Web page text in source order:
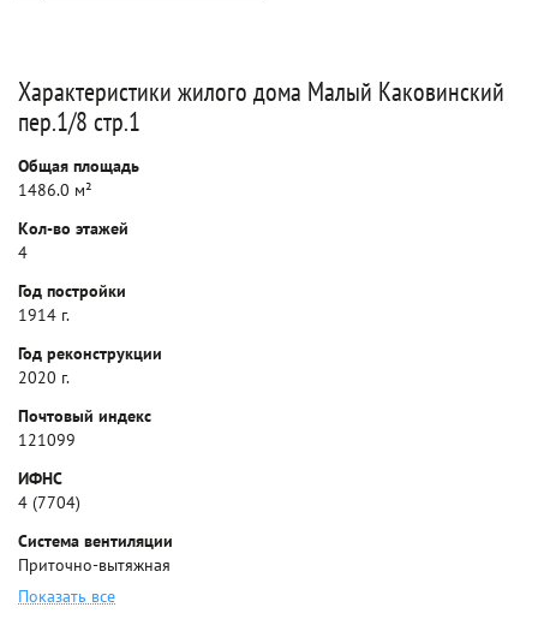
Характеристики жилого дома Малый Каковинский
пер.1/8 стр.1
Общая площадь
1486.0 м²
Кол-во этажей
4
Год постройки
1914 г.
Год реконструкции
2020 г.
Почтовый индекс
121099
ИФНС
4 (7704)
Система вентиляции
Приточно-вытяжная
Показать все